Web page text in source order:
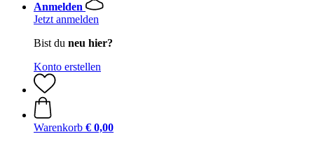
Anmelden
Jetzt anmelden
Bist du neu hier?
Konto erstellen
Warenkorb € 0,00